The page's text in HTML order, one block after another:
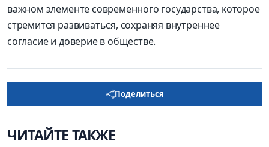
важном элементе современного государства, которое
стремится развиваться, сохраняя внутреннее
согласие и доверие в обществе.
Поделиться
ЧИТАЙТЕ ТАКЖЕ